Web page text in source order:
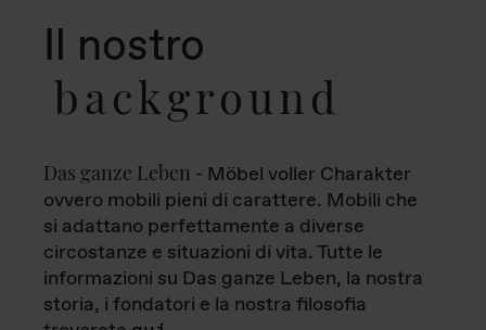
Il nostro
background
Das ganze Leben - Möbel voller Charakter
ovvero mobili pieni di carattere. Mobili che
si adattano perfettamente a diverse
circostanze e situazioni di vita. Tutte le
informazioni su Das ganze Leben, la nostra
storia, i fondatori e la nostra filosofia